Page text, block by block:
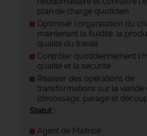
plan de charge quotidien
Optimiser l'organisation du
maintenant la fluidité, la
qualité du travail
Contrôler quotidiennement
qualité et la sécurité
Réaliser des opérations de
transformations sur la viande
(désossage, parage et
Statut :
Agent de Maîtrise